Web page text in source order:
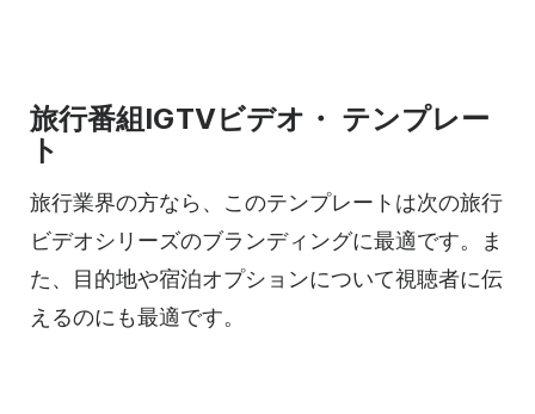
旅行番組IGTVビデオ・ テンプレー
ト
旅行業界の方なら、このテンプレートは次の旅行
ビデオシリーズのブランディングに最適です。ま
た、目的地や宿泊オプションについて視聴者に伝
えるのにも最適です。